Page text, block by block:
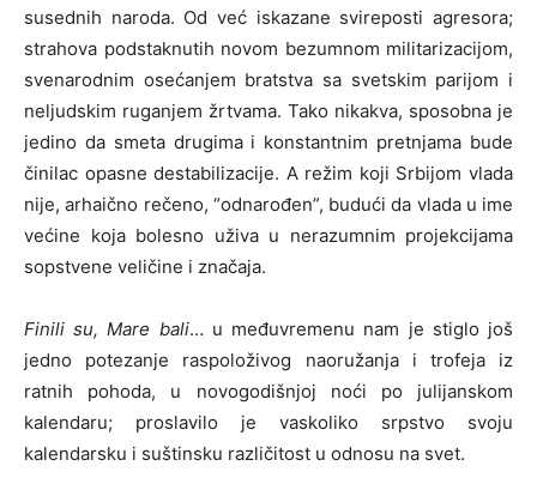
susednih naroda. Od već iskazane svireposti agresora;
strahova podstaknutih novom bezumnom militarizacijom,
svenarodnim osećanjem bratstva sa svetskim parijom i
neljudskim ruganjem žrtvama. Tako nikakva, sposobna je
jedino da smeta drugima i konstantnim pretnjama bude
činilac opasne destabilizacije. A režim koji Srbijom vlada
nije, arhaično rečeno, “odnarođen”, budući da vlada u ime
većine koja bolesno uživa u nerazumnim projekcijama
sopstvene veličine i značaja.
Finili su, Mare bali… u međuvremenu nam je stiglo još
jedno potezanje raspoloživog naoružanja i trofeja iz
ratnih pohoda, u novogodišnjoj noći po julijanskom
kalendaru; proslavilo je vaskoliko srpstvo svoju
kalendarsku i suštinsku različitost u odnosu na svet.